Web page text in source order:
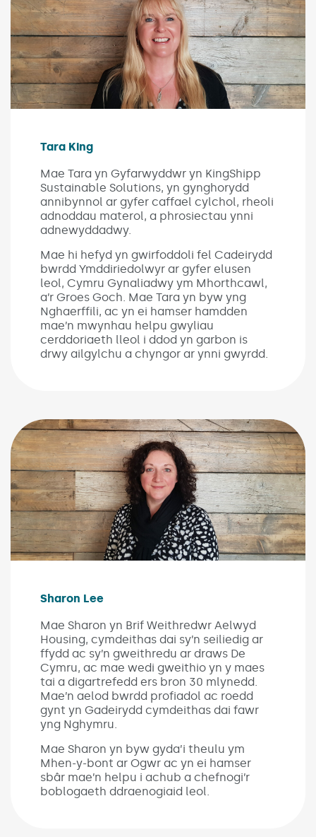
Tara King
Mae Tara yn Gyfarwyddwr yn KingShipp
Sustainable Solutions, yn gynghorydd
annibynnol ar gyfer caffael cylchol, rheoli
adnoddau materol, a phrosiectau ynni
adnewyddadwy.
Mae hi hefyd yn gwirfoddoli fel Cadeirydd
bwrdd Ymddiriedolwyr ar gyfer elusen
leol, Cymru Gynaliadwy ym Mhorthcawl,
a’r Groes Goch. Mae Tara yn byw yng
Nghaerffili, ac yn ei hamser hamdden
mae’n mwynhau helpu gwyliau
cerddoriaeth lleol i ddod yn garbon is
drwy ailgylchu a chyngor ar ynni gwyrdd.
Sharon Lee
Mae Sharon yn Brif Weithredwr Aelwyd
Housing, cymdeithas dai sy’n seiliedig ar
ffydd ac sy’n gweithredu ar draws De
Cymru, ac mae wedi gweithio yn y maes
tai a digartrefedd ers bron 30 mlynedd.
Mae’n aelod bwrdd profiadol ac roedd
gynt yn Gadeirydd cymdeithas dai fawr
yng Nghymru.
Mae Sharon yn byw gyda’i theulu ym
Mhen-y-bont ar Ogwr ac yn ei hamser
sbâr mae’n helpu i achub a chefnogi’r
boblogaeth ddraenogiaid leol.